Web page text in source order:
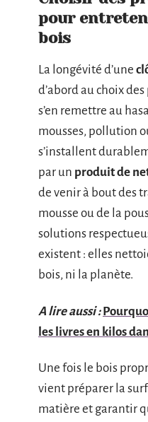
pour
bois
La longévité d’une
d’abord au choix
s’en remettre au
mousses, pollution
s’installent
par un produit de
de venir à bout des
mousse ou de la
solutions
existent : elles
bois, ni la planète.
A lire aussi :
les livres en kilos
Une fois le bois
vient préparer la
matière et garantir